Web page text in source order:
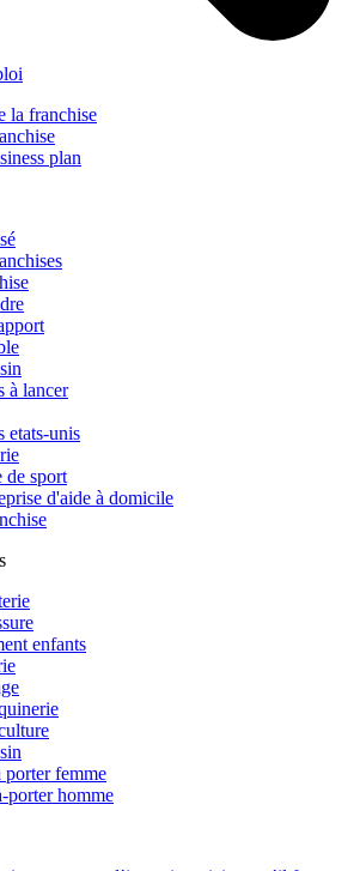
la franchise
plan
à lancer
etats-unis
de sport
d'aide à domicile
enfants
porter femme
porter homme